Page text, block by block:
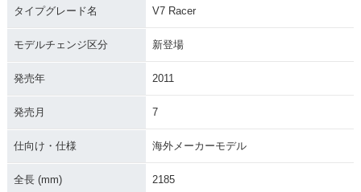
タイプグレード名 V7 Racer
モデルチェンジ区分 新登場
発売年 2011
発売月 7
仕向け・仕様 海外メーカーモデル
全長 (mm) 2185